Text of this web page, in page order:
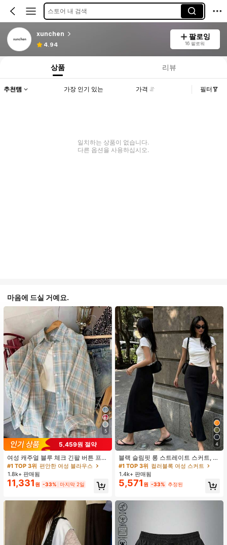
스토어 내 검색
xunchen
4.94
팔로잉
16 팔로워
상품 리뷰
추천템 가장 인기 있는 가격 필터
일치하는 상품이 없습니다.
다른 옵션을 사용하십시오.
마음에 드실 거예요.
5
5,459원 절약
여성 캐주얼 블루 체크 긴팔 버튼 프론
트 폴리에스터 셔츠, 레귤러 핏, 봄 의
류, 편안한 스타일
#1 TOP 3위 편안한 여성 블라우스
1.8k+ 판매됨
11,331 원 -33% 마지막 2일
4
블랙 슬림핏 롱 스트레이트 스커트, 여
성 패션 폴리에스터 캐주얼 파티 스커
트, 다용도 및 귀여운, 일상 착용에 적
합, 여름 휴가. 해변, 음악 축제 및 여름
휴가에 완벽, 90년대
#1 TOP 3위 컬러블록 여성 스커트
1.4k+ 판매됨
5,571 원 -33% 추정된